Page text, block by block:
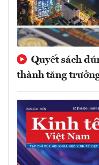
Quyết sách
thành tăng